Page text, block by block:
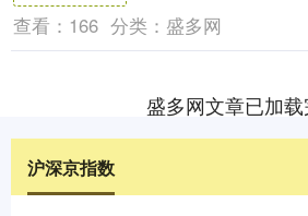
查看： 166 分类： 盛多网
盛多网文章已加
沪深京指数